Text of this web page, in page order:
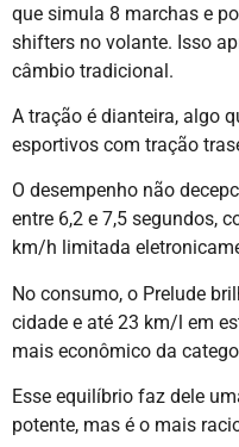
que simula 8 marchas e
shifters no volante. Isso
câmbio tradicional.
A tração é dianteira, algo
esportivos com tração
O desempenho não
entre 6,2 e 7,5 segundos,
km/h limitada
No consumo, o Prelude
cidade e até 23 km/l em
mais econômico da
Esse equilíbrio faz dele
potente, mas é o mais